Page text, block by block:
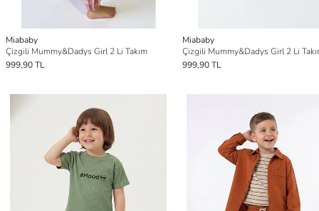
Miababy
Çizgili Mummy&Dadys Girl 2 Li Takım
999,90 TL
Miababy
Çizgili Mummy&Dadys Girl 2 Li
999,90 TL